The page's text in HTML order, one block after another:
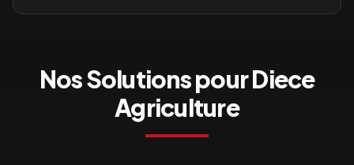
Nos Solutions pourDiece
Agriculture